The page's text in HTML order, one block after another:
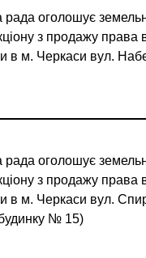
рада оголошує
з продажу права
в м. Черкаси вул.
рада оголошує
з продажу права
в м. Черкаси вул.
№ 15)